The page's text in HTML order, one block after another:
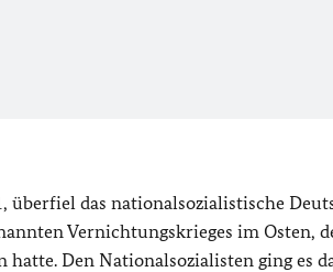
überfiel das nationalsozialistische
Vernichtungskrieges im Osten,
Den Nationalsozialisten ging es